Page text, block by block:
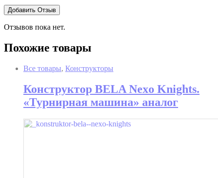
Отзывов пока нет.
Похожие товары
Все товары, Конструкторы
Конструктор BELA Nexo Knights.
«Турнирная машина» аналог